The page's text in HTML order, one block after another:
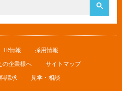
IR情報
採用情報
の企業様へ
サイトマップ
請求
見学・相談